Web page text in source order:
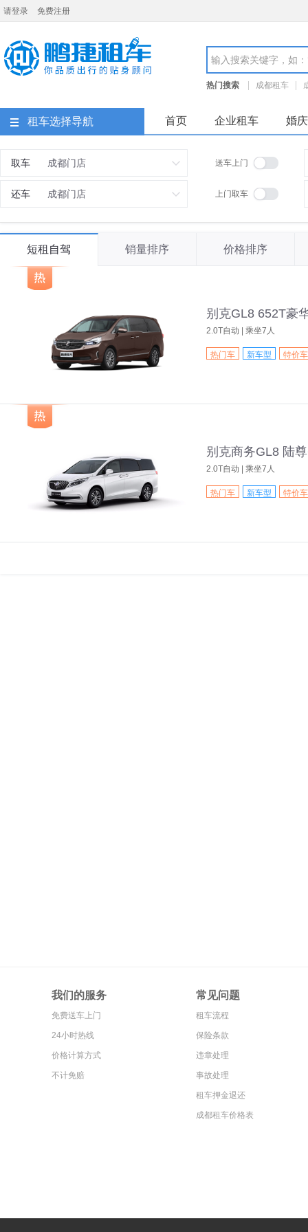
请登录 免费注册
热门搜索 成都租车
租车选择导航 首页 企业租车 婚
取车 送车上门
还车 上门取车
短租自驾 销量排序 价格排序
别克GL8 652T豪
2.0T自动 | 乘坐7人
热门车 新车型 特价车
别克商务GL8 陆
2.0T自动 | 乘坐7人
热门车 新车型 特价车
常见问题
租车流程
保险条款
违章处理
事故处理
租车押金退还
成都租车价格表
我们的服务
免费送车上门
24小时热线
价格计算方式
不计免赔